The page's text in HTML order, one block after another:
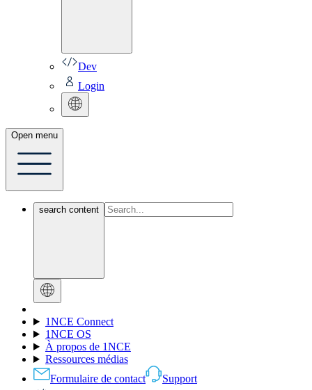
Dev
Login
Open menu
search content
1NCE Connect
1NCE OS
À propos de 1NCE
Ressources médias
Formulaire de contact
Support